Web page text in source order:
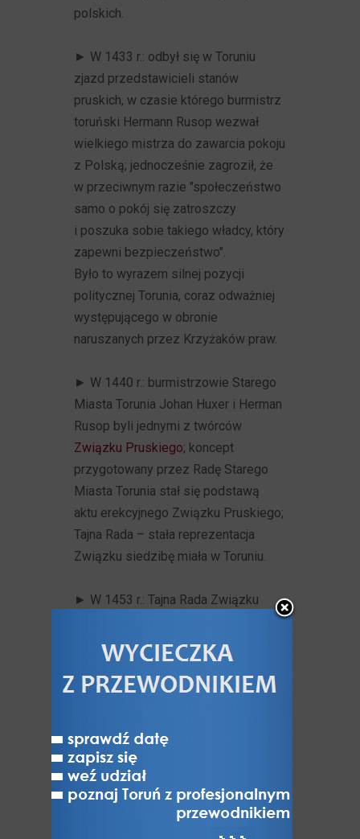
polskich.
► W 1433 r.: odbył się w Toruniu
zjazd przedstawicieli stanów
pruskich, w czasie którego burmistrz
toruński Hermann Rusop wezwał
wielkiego mistrza do zawarcia pokoju
z Polską; jednocześnie zagroził, że
w przeciwnym razie "społeczeństwo
samo o pokój się zatroszczy
i poszuka sobie takiego władcy, który
zapewni bezpieczeństwo".
Było to wyrazem silnej pozycji
politycznej Torunia, coraz odważniej
występującego w obronie
naruszanych przez Krzyżaków praw.
► W 1440 r.: burmistrzowie Starego
Miasta Torunia Johan Huxer i Herman
Rusop byli jednymi z twórców
Związku Pruskiego; koncept
przygotowany przez Radę Starego
Miasta Torunia stał się podstawą
aktu erekcyjnego Związku Pruskiego;
Tajna Rada – stała reprezentacja
Związku siedzibę miała w Toruniu.
► W 1453 r.: Tajna Rada Związku
Starego Miasta Torunia i Chełmna,
także przy poparciu rady Głównego
Miasta Gdańska, rozwinęła
powstania przeciw Zakonowi
w całym państwie i do poddania się
królowi polskiemu
z zagwarantowaniem określonych
przywilejów prawno-ustrojowych.